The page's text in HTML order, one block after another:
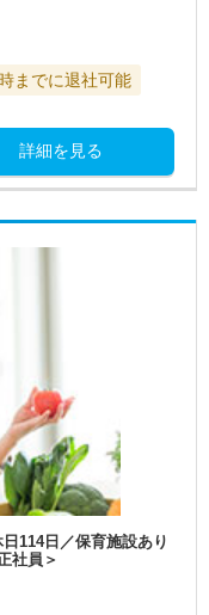
までに退社可能
詳細を見る
114日／保育施設あり
社員＞